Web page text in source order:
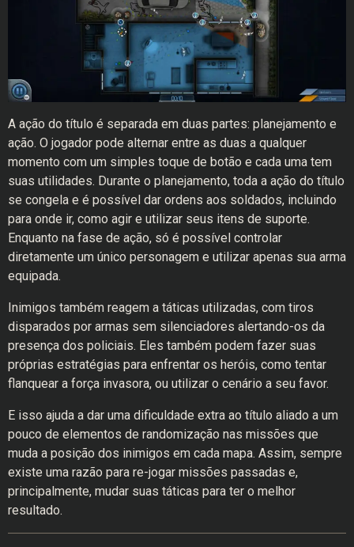
A ação do título é separada em duas partes: planejamento e
ação. O jogador pode alternar entre as duas a qualquer
momento com um simples toque de botão e cada uma tem
suas utilidades. Durante o planejamento, toda a ação do título
se congela e é possível dar ordens aos soldados, incluindo
para onde ir, como agir e utilizar seus itens de suporte.
Enquanto na fase de ação, só é possível controlar
diretamente um único personagem e utilizar apenas sua arma
equipada.
Inimigos também reagem a táticas utilizadas, com tiros
disparados por armas sem silenciadores alertando-os da
presença dos policiais. Eles também podem fazer suas
próprias estratégias para enfrentar os heróis, como tentar
flanquear a força invasora, ou utilizar o cenário a seu favor.
E isso ajuda a dar uma dificuldade extra ao título aliado a um
pouco de elementos de randomização nas missões que
muda a posição dos inimigos em cada mapa. Assim, sempre
existe uma razão para re-jogar missões passadas e,
principalmente, mudar suas táticas para ter o melhor
resultado.